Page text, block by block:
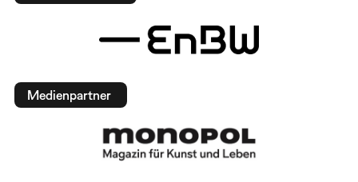
Medienpartner